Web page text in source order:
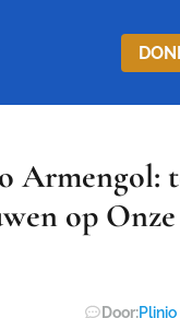
Armengol:
op
Door: